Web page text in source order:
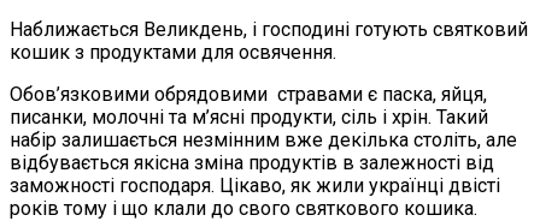
Наближається Великдень, і господині готують святковий
кошик з продуктами для освячення.
Обов’язковими обрядовими стравами є паска, яйця,
писанки, молочні та м’ясні продукти, сіль і хрін. Такий
набір залишається незмінним вже декілька століть, але
відбувається якісна зміна продуктів в залежності від
заможності господаря. Цікаво, як жили українці двісті
років тому і що клали до свого святкового кошика.